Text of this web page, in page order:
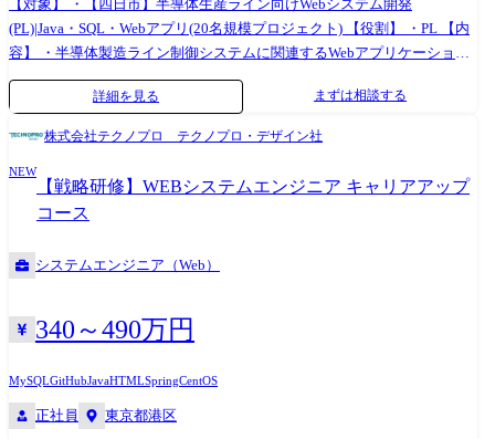
【対象】 ・【四日市】半導体生産ライン向けWebシステム開発
(PL)|Java・SQL・Webアプリ(20名規模プロジェクト) 【役割】 ・PL 【内
容】 ・半導体製造ライン制御システムに関連するWebアプリケーション
の開発を担当 ・要件定義から設計・実装・テストまで一連の工程を担当
・顧客との仕様調整および要件整理、設計レビューの実施 ・チームメン
詳細を見る まずは相談する
株式会社テクノプロ テクノプロ・デザイン社
NEW
【戦略研修】WEBシステムエンジニア キャリアアップ
コース
システムエンジニア（Web）
340～490万円
MySQLGitHubJavaHTMLSpringCentOS
正社員 東京都港区